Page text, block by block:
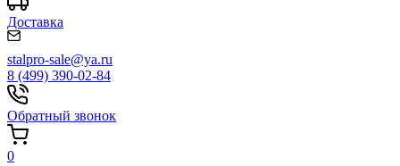
Доставка
stalpro-sale@ya.ru
8 (499) 390-02-84
Обратный звонок
0